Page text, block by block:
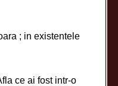
; in existentele
ce ai fost intr-o